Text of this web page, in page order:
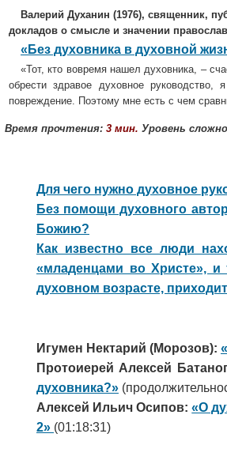
Валерий Духанин (1976), священник,
докладов о смысле и значении
«Без духовника в духовной
«Тот, кто вовремя нашел духовника, –
обрести здравое духовное
повреждение. Поэтому мне есть с чем
Время прочтения: 3 мин. Уровень
Для чего нужно духовное
Без помощи духовного
Божию?
Как известно все люди
«младенцами во Христе»,
духовном возрасте,
Игумен Нектарий (Морозов):
Протоиерей Алексей
духовника?»
Алексей Ильич Осипов:«О
2» (01:18:31)